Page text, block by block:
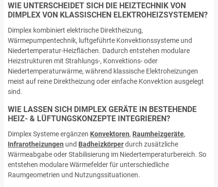
WIE UNTERSCHEIDET SICH DIE HEIZTECHNIK VON
DIMPLEX VON KLASSISCHEN ELEKTROHEIZSYSTEMEN?
Dimplex kombiniert elektrische Direktheizung,
Wärmepumpentechnik, luftgeführte Konvektionssysteme und
Niedertemperatur-Heizflächen. Dadurch entstehen modulare
Heizstrukturen mit Strahlungs-, Konvektions- oder
Niedertemperaturwärme, während klassische Elektroheizungen
meist auf reine Direktheizung oder einfache Konvektion ausgelegt
sind.
WIE LASSEN SICH DIMPLEX GERÄTE IN BESTEHENDE
HEIZ- & LÜFTUNGSKONZEPTE INTEGRIEREN?
Dimplex Systeme ergänzen Konvektoren, Raumheizgeräte,
Infrarotheizungen und Badheizkörperdurch zusätzliche
Wärmeabgabe oder Stabilisierung im Niedertemperaturbereich. So
entstehen modulare Wärmefelder für unterschiedliche
Raumgeometrien und Nutzungssituationen.